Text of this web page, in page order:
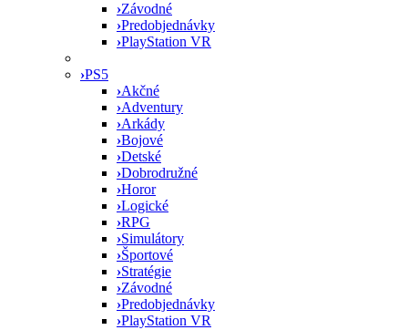
›Závodné
›Predobjednávky
›PlayStation VR
›PS5
›Akčné
›Adventury
›Arkády
›Bojové
›Detské
›Dobrodružné
›Horor
›Logické
›RPG
›Simulátory
›Športové
›Stratégie
›Závodné
›Predobjednávky
›PlayStation VR